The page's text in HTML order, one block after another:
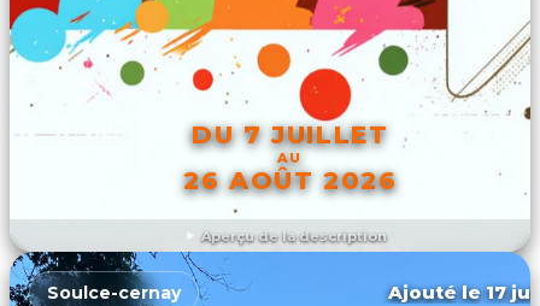
Aperçu de la description
DU 7 JUILLET
AU
26 AOÛT 2026
DÉCOUVRIR L'ÉVÉNEMENT
Soulce-cernay Ajouté le 17